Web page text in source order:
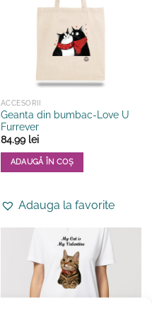
ACCESORII
Geanta din bumbac-Love U
Furrever
84.99 lei
ADAUGĂ ÎN COȘ
Adauga la favorite